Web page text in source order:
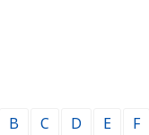
B C D E F